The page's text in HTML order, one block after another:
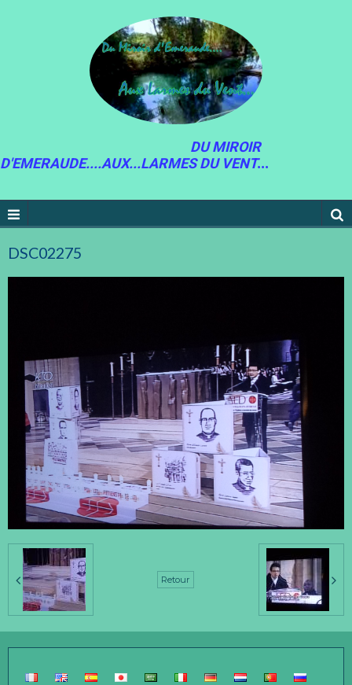
DU MIROIR
D'EMERAUDE....AUX...LARMES DU VENT...
DSC02275
Retour